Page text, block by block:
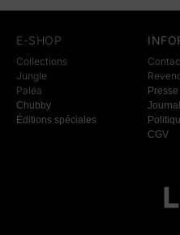
E-SHOP
Collections
Jungle
Paléa
Chubby
Éditions spéciales
Presse
Journal
CGV